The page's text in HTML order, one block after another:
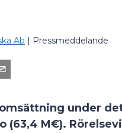
Ab | Pressmeddelande
under
(63,4 M€).